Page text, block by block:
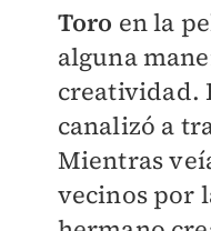
Toro en la
alguna
creatividad.
canalizó a
Mientras
vecinos por